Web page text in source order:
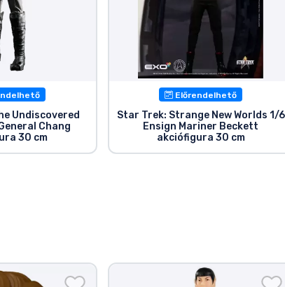
Undiscovered
Chang
30 cm
Előrendelhető
Star Trek: Strange New Worlds 1/6
Ensign Mariner Beckett
akciófigura 30 cm